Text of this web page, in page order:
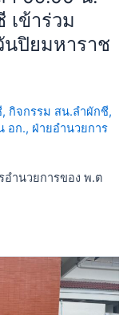
เข้าร่วม
นปิยมหาราช
, กิจกรรม สน.ลำผักชี,
อก., ฝ่ายอำนวยการ
อำนวยการของ พ.ต